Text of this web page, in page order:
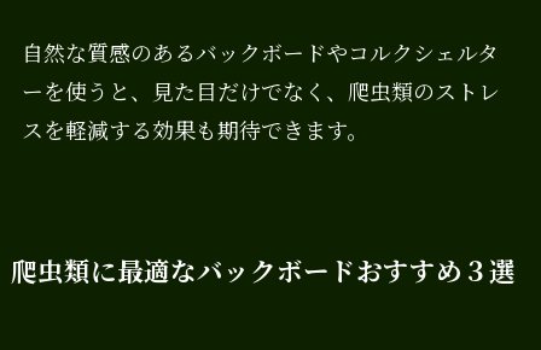
自然な質感のあるバックボードやコルクシェルタ
ーを使うと、見た目だけでなく、爬虫類のストレ
スを軽減する効果も期待できます。
爬虫類に最適なバックボードおすすめ３選